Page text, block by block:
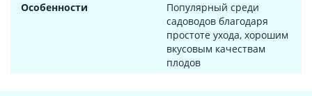
Особенности
Популярный среди
садоводов благодаря
простоте ухода, хорошим
вкусовым качествам
плодов